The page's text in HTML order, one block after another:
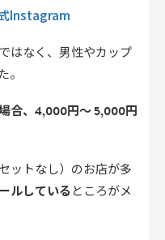
Instagram
はなく、男性やカップ
合、4,000円～ 5,000円
ットなし）のお店が多
ルしている ところがメ